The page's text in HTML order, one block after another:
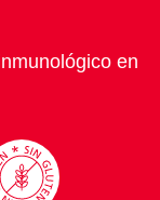
en